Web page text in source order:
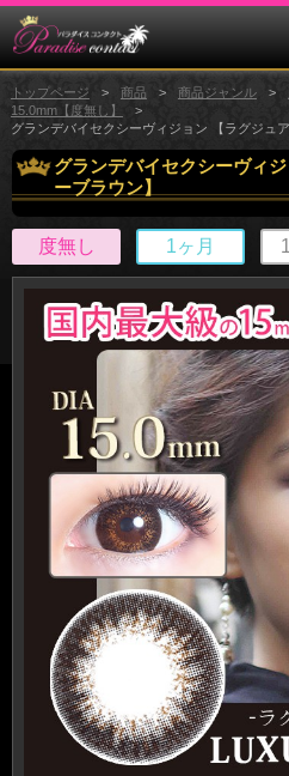
トップページ 商品 商品ジャンル
15.0mm【度無し】
グランデバイセクシーヴィジョン 【ラグジュア
グランデバイセクシーヴィ
ーブラウン】
度無し 1ヶ月